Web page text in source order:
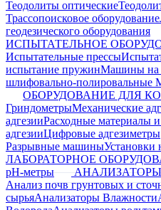
Теодолиты оптические
Трассопоисковое оборудование
геодезического оборудования
ИСПЫТАТЕЛЬНОЕ
Испытательные прессы
испытание пружинМашины на
шлифовально-полировальные
ОБОРУДОВАНИЕ ДЛЯ
ГриндометрыМеханические
адгезииРасходные материалы
адгезииЦифровые адгезиметры
Разрывные машиныУстановки
ЛАБОРАТОРНОЕ
pH-метры
Анализ почв грунтовых и
сырьяАнализаторы Влажности